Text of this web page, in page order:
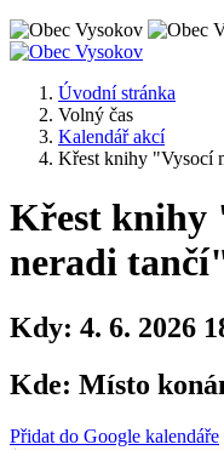
Úvodní stránka
Volný čas
Kalendář akcí
Křest knihy "Vysocí
Křest knihy
neradi
Kdy: 4. 6. 2026
Kde: Místo
Přidat do Google kalendáře